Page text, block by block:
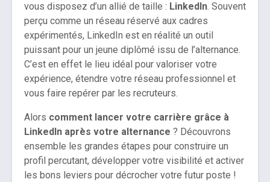
vous disposez d’un allié de taille : LinkedIn. Souvent
perçu comme un réseau réservé aux cadres
expérimentés, LinkedIn est en réalité un outil
puissant pour un jeune diplômé issu de l’alternance.
C’est en effet le lieu idéal pour valoriser votre
expérience, étendre votre réseau professionnel et
vous faire repérer par les recruteurs.
Alors comment lancer votre carrière grâce à
LinkedIn après votre alternance ? Découvrons
ensemble les grandes étapes pour construire un
profil percutant, développer votre visibilité et activer
les bons leviers pour décrocher votre futur poste !